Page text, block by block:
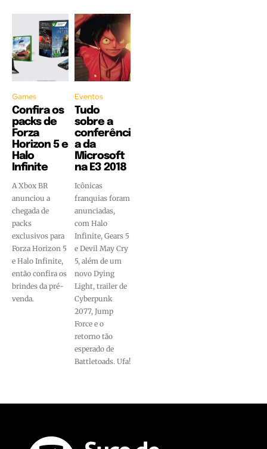
Games
Confira os
packs de
Forza
Horizon 5 e
Halo
Infinite
A Xbox BR
anunciou a
chegada de
packs
exclusivos para
Forza Horizon 5
e Halo Infinite,
então confira os
brindes da pré-
venda.
Eventos
Tudo
sobre a
conferênci
a da
Microsoft
na E3 2018
Icônicas
franquias foram
anunciadas,
com Halo
Infinite, Gears 5
e Devil May Cry
5, além de um
novo Dying
Light, trailer de
Cyberpunk
2077, Jump
Force e o
retorno tão
esperado de
Battletoads. Ufa!